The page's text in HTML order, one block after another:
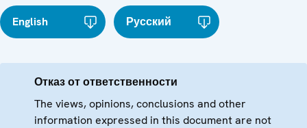
English Русский
Отказ от ответственности
The views, opinions, conclusions and other
information expressed in this document are not